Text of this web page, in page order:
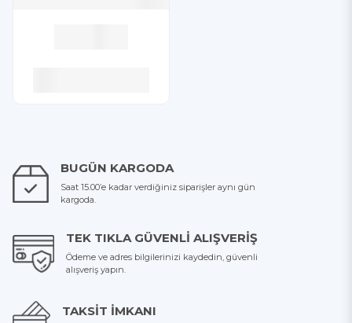
BUGÜN KARGODA
Saat 15.00’e kadar verdiğiniz siparişler aynı gün
kargoda.
TEK TIKLA GÜVENLI ALIŞVERIŞ
Ödeme ve adres bilgilerinizi kaydedin, güvenli
alışveriş yapın.
TAKSIT İMKANI